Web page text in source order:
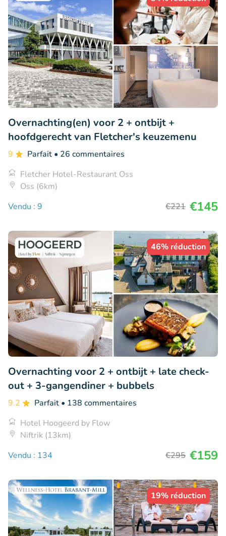
Overnachting(en) voor 2 + ontbijt +
hoofdgerecht van Fletcher's keuzemenu
9 Parfait • 26 commentaires
Fletcher Hotel-Restaurant Oss
Oss (6km)
Vendu : 9
€221 €145
46% réduction
Overnachting voor 2 + ontbijt + late check-
out + 3-gangendiner + bubbels
9.2 Parfait • 138 commentaires
Hotel Hoogeerd by Flow
Niftrik (13km)
Vendu : 134
€295 €159
19% réduction